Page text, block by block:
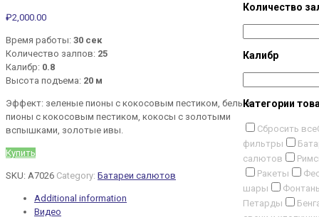
₽2,000.00
Время работы: 30 сек
Количество залпов: 25
Калибр: 0.8
Высота подъема: 20 м
Эффект: зеленые пионы с кокосовым пестиком, белые
пионы с кокосовым пестиком, кокосы с золотыми
вспышками, золотые ивы.
Купить
SKU: А7026 Category: Батареи салютов
Additional information
Видео
Количество
Калибр
Категории
Сбросить все
фильтры
салютов
Ракеты
шары
Петарды